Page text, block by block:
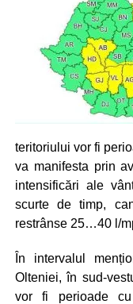
teritoriului vor fi
va manifesta prin
intensificări ale
scurte de timp,
restrânse 25…40 l/
În intervalul
Olteniei, în sud-
vor fi perioade cu